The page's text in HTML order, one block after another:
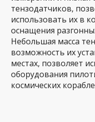
тензодатчиков,
использовать их в
оснащения
Небольшая масса
возможность их
местах, позволяет
оборудования
космических